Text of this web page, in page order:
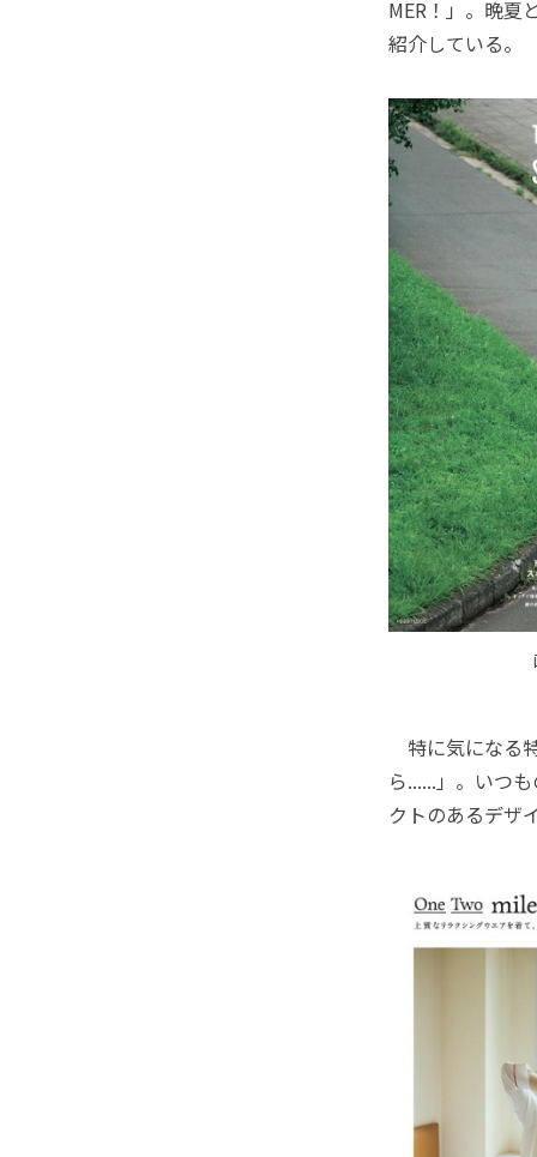
MER！」。晩夏
紹介している。
特に気になる
ら......」。いつ
クトのあるデザ